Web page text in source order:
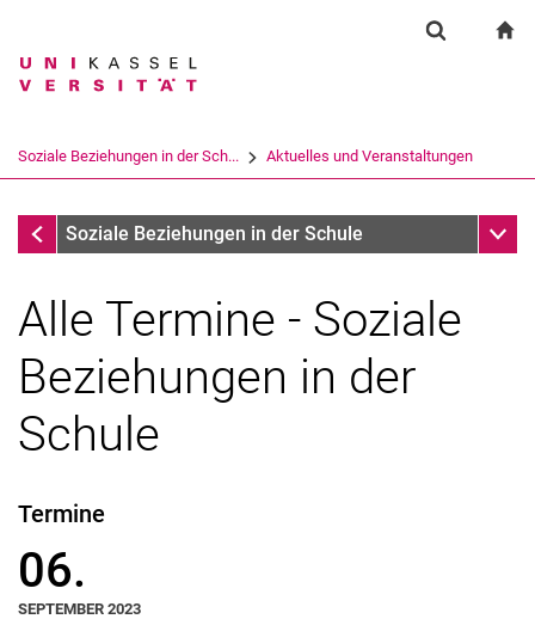
Springe direkt zu: Inhalt
Springe direkt zu: Suche
Springe direkt zu:
Suchbegriff
Suchen (öffnet externen Link in einem
Soziale Beziehungen in der Sch... Aktuelles und Veranstaltungen
Aktuelles und Veranstaltungen
Soziale Beziehungen in der Schule
Alle Termine - Soziale
Beziehungen in der
Schule
Termine
06.
SEPTEMBER 2023